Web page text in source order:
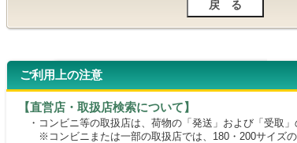
ご利用上の注意
【直営店・取扱店検索について】
・コンビニ等の取扱店は、荷物の「発送」および「受取」
※コンビニまたは一部の取扱店では、180・200サイズの